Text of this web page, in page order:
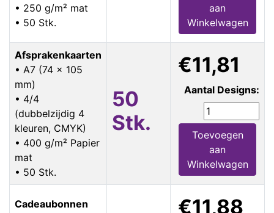
• 250 g/m² mat
• 50 Stk.
aan
Winkelwagen
Afsprakenkaarten
• A7 (74 x 105
mm)
• 4/4
(dubbelzijdig 4
kleuren, CMYK)
• 400 g/m² Papier
mat
• 50 Stk.
50
Stk.
€11,81
Aantal Designs:
Toevoegen
aan
Winkelwagen
Cadeaubonnen
€11,88